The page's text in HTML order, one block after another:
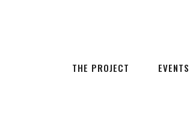
THE PROJECT EVENTS